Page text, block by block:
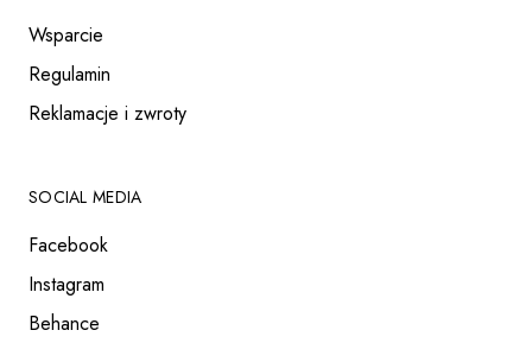
Wsparcie
Regulamin
Reklamacje i zwroty
SOCIAL MEDIA
Facebook
Instagram
Behance